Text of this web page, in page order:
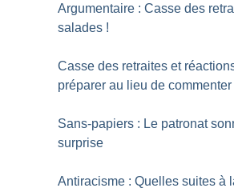
Argumentaire : Casse des
salades !
Casse des retraites et
préparer au lieu de commenter
Sans-papiers : Le patronat
surprise
Antiracisme : Quelles suites à